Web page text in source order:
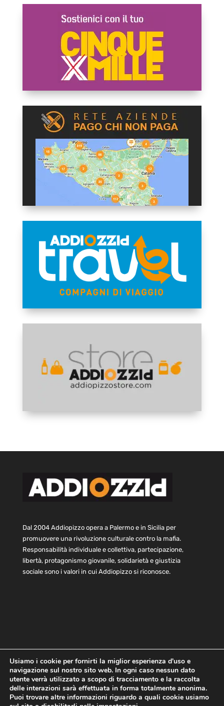
Dal 2004 Addiopizzo opera a Palermo e in Sicilia per
promuovere una rivoluzione culturale contro la mafia.
Responsabilità individuale e collettiva, partecipazione,
libertà, protagonismo giovanile, solidarietà e giustizia
sociale sono i valori in cui Addiopizzo si riconosce.
Home Statuto e bilancio
Contatti
Privacy
Cookie Child Protection Policy
Usiamo i cookie per fornirti la miglior esperienza d'uso e
navigazione sul nostro sito web. In ogni caso nessun dato
utente verrà utilizzato a scopo di tracciamento e la raccolta
delle interazioni sarà effettuata in forma totalmente anonima.
Puoi trovare altre informazioni riguardo a quali cookie usiamo